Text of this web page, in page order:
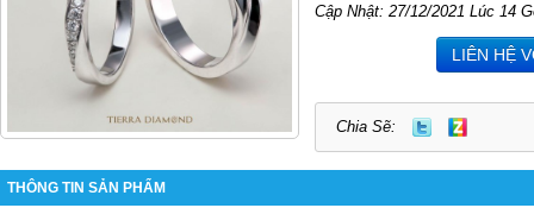
Cập Nhật: 27/12/2021 Lúc 14
LIÊN HỆ
Chia Sẽ:
THÔNG TIN SẢN PHẨM